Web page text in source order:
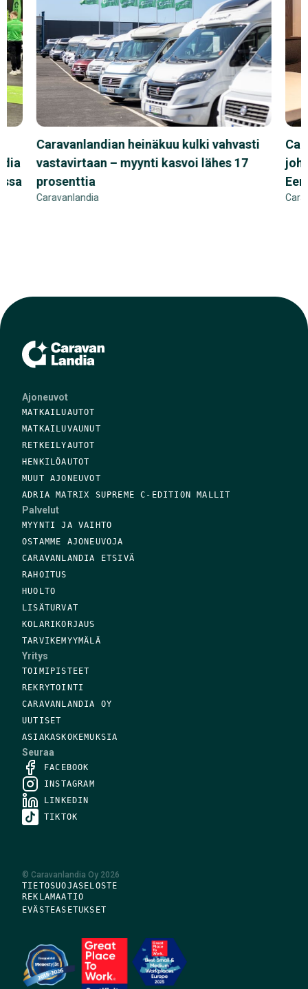
Caravanlandian heinäkuu kulki vahvasti
vastavirtaan – myynti kasvoi lähes 17
prosenttia
Caravanlandia
Ajoneuvot
MATKAILUAUTOT
MATKAILUVAUNUT
RETKEILYAUTOT
HENKILÖAUTOT
MUUT AJONEUVOT
ADRIA MATRIX SUPREME C-EDITION MALLIT
Palvelut
MYYNTI JA VAIHTO
OSTAMME AJONEUVOJA
CARAVANLANDIA ETSIVÄ
RAHOITUS
HUOLTO
LISÄTURVAT
KOLARIKORJAUS
TARVIKEMYYMÄLÄ
Yritys
TOIMIPISTEET
REKRYTOINTI
CARAVANLANDIA OY
UUTISET
ASIAKASKOKEMUKSIA
Seuraa
FACEBOOK
INSTAGRAM
LINKEDIN
TIKTOK
© Caravanlandia Oy 2026
TIETOSUOJASELOSTE
REKLAMAATIO
EVÄSTEASETUKSET